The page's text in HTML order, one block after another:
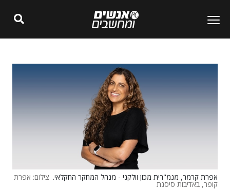
אפרת קרמר, מנמ"רית מכון וולקני - מנהל המחקר החקלאי. צילום: אפרת
קופר, באדיבות סיסנת